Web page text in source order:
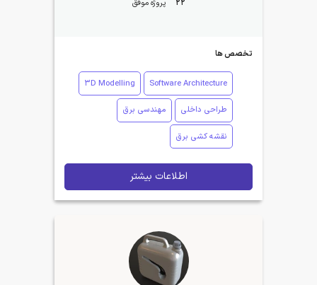
22 پروژه موفق
تخصص ها
Software Architecture
3D Modelling
طراحی داخلی مهندسی برق
نقشه کشی برق
اطلاعات بیشتر